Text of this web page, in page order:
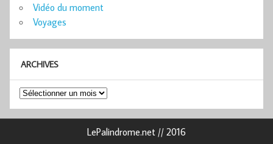
Vidéo du moment
Voyages
ARCHIVES
Archives
LePalindrome.net // 2016